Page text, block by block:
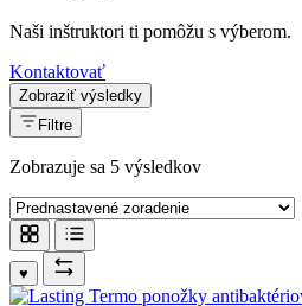
Naši inštruktori ti pomôžu s výberom.
Kontaktovať
Zobraziť výsledky
Filtre
Zobrazuje sa 5 výsledkov
♥